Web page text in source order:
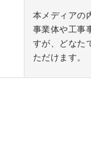
本メディアの
事業体や工事
すが、どなた
ただけます。